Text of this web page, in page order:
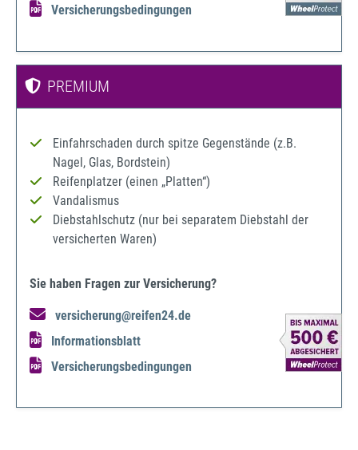
Versicherungsbedingungen
PREMIUM
Einfahrschaden durch spitze Gegenstände (z.B.
Nagel, Glas, Bordstein)
Reifenplatzer (einen „Platten“)
Vandalismus
Diebstahlschutz (nur bei separatem Diebstahl der
versicherten Waren)
Sie haben Fragen zur Versicherung?
versicherung@reifen24.de
Informationsblatt
Versicherungsbedingungen